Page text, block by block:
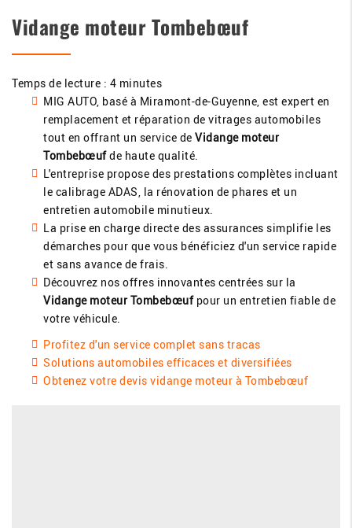
Vidange moteur Tombebœuf
Temps de lecture : 4 minutes
MIG AUTO, basé à Miramont-de-Guyenne, est expert en
remplacement et réparation de vitrages automobiles
tout en offrant un service de Vidange moteur
Tombebœufde haute qualité.
L'entreprise propose des prestations complètes incluant
le calibrage ADAS, la rénovation de phares et un
entretien automobile minutieux.
La prise en charge directe des assurances simplifie les
démarches pour que vous bénéficiez d'un service rapide
et sans avance de frais.
Découvrez nos offres innovantes centrées sur la
Vidange moteur Tombebœufpour un entretien fiable de
votre véhicule.
Profitez d'un service complet sans tracas
Solutions automobiles efficaces et diversifiées
Obtenez votre devis vidange moteur à Tombebœuf